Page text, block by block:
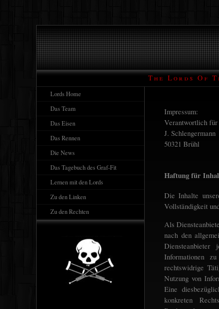
The Lords Of
Lords Home
Das Team
Das Eisen
Das Rennen
Die News
Das Tagebuch des Graf-Fit
Lernen mit den Lords
Zu den Linken
Zu den Rechten
Impressum:
Verantwortlich für
J. Schlengermann
50321 Brühl
Haftung für
Die Inhalte
Vollständigkeit
Als
nach den
Diensteanbieter
Informationen
rechtswidrige
Nutzung von
Eine
konkreten